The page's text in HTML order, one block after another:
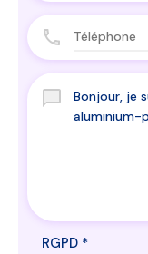
RGPD *